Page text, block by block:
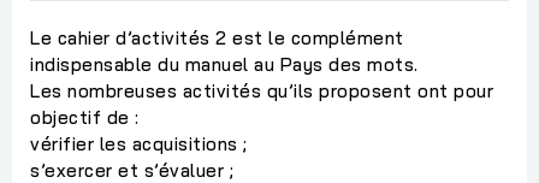
Le cahier d’activités 2 est le complément
indispensable du manuel au Pays des mots.
Les nombreuses activités qu’ils proposent ont pour
objectif de :
vérifier les acquisitions ;
s’exercer et s’évaluer ;